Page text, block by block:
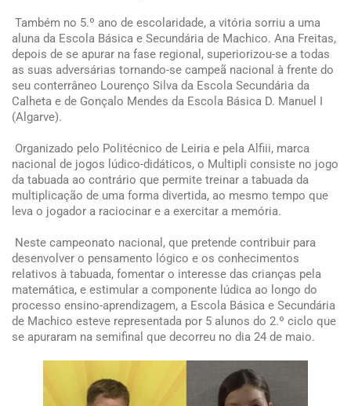
Campeonato
Nacional
Multipli
Também no 5.º ano de escolaridade, a vitória sorriu a uma
aluna da Escola Básica e Secundária de Machico. Ana Freitas,
depois de se apurar na fase regional, superiorizou-se a todas
as suas adversárias tornando-se campeã nacional à frente do
seu conterrâneo Lourenço Silva da Escola Secundária da
Calheta e de Gonçalo Mendes da Escola Básica D. Manuel I
(Algarve).
Organizado pelo Politécnico de Leiria e pela Alfiii, marca
nacional de jogos lúdico-didáticos, o Multipli consiste no jogo
da tabuada ao contrário que permite treinar a tabuada da
multiplicação de uma forma divertida, ao mesmo tempo que
leva o jogador a raciocinar e a exercitar a memória.
Neste campeonato nacional, que pretende contribuir para
desenvolver o pensamento lógico e os conhecimentos
relativos à tabuada, fomentar o interesse das crianças pela
matemática, e estimular a componente lúdica ao longo do
processo ensino-aprendizagem, a Escola Básica e Secundária
de Machico esteve representada por 5 alunos do 2.º ciclo que
se apuraram na semifinal que decorreu no dia 24 de maio.